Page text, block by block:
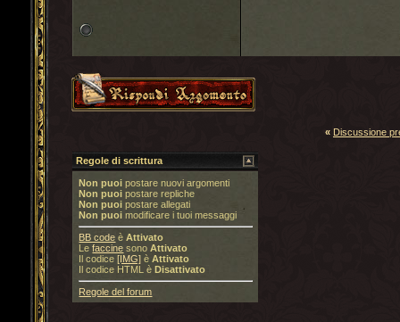
« Discussione
Regole di scrittura
Non puoi postare nuovi argomenti
Non puoi postare repliche
Non puoi postare allegati
Non puoi modificare i tuoi messaggi
BB code èAttivato
Lefaccine sonoAttivato
Il codice[IMG] èAttivato
Il codice HTML èDisattivato
Regole del forum